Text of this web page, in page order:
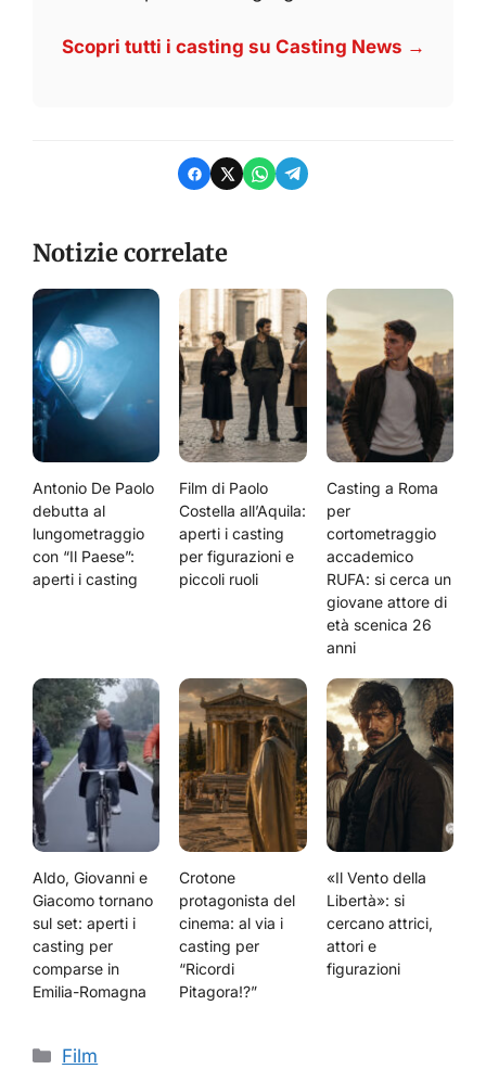
Scopri tutti i casting su Casting News →
Notizie correlate
Antonio De Paolo
debutta al
lungometraggio
con “Il Paese”:
aperti i casting
Film di Paolo
Costella all’Aquila:
aperti i casting
per figurazioni e
piccoli ruoli
Casting a Roma
per
cortometraggio
accademico
RUFA: si cerca un
giovane attore di
età scenica 26
anni
Aldo, Giovanni e
Giacomo tornano
sul set: aperti i
casting per
comparse in
Emilia-Romagna
Crotone
protagonista del
cinema: al via i
casting per
“Ricordi
Pitagora!?”
«Il Vento della
Libertà»: si
cercano attrici,
attori e
figurazioni
Categorie
Film